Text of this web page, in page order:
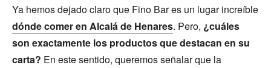
Ya hemos dejado claro que Fino Bar es un lugar increíble
dónde comer en Alcalá de Henares. Pero, ¿cuáles
son exactamente los productos que destacan en su
carta? En este sentido, queremos señalar que la